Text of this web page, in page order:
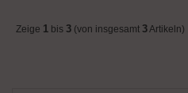
Zeige 1 bis 3 (von insgesamt 3Artikeln)